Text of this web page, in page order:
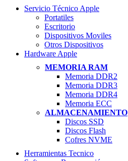
Servicio Técnico Apple
Portatiles
Escritorio
Dispositivos Moviles
Otros Dispositivos
Hardware Apple
MEMORIA RAM
Memoria DDR2
Memoria DDR3
Memoria DDR4
Memoria ECC
ALMACENAMIENTO
Discos SSD
Discos Flash
Cofres NVME
Herramientas Tecnico